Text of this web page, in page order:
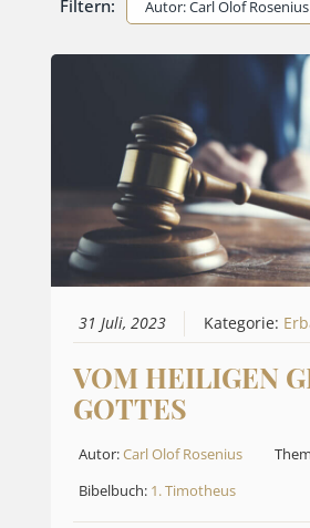
Filtern: Autor: Carl Olof Rosenius
31 Juli, 2023 Kategorie:
VOM HEILIGEN
GOTTES
Autor:Carl Olof Rosenius
Bibelbuch: 1. Timotheus